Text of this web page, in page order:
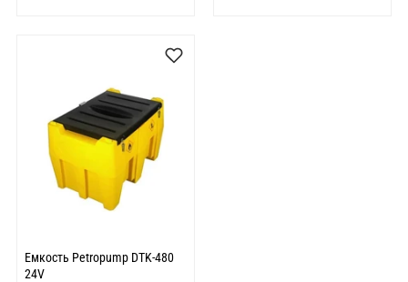
Емкость Petropump DTK-480
24V